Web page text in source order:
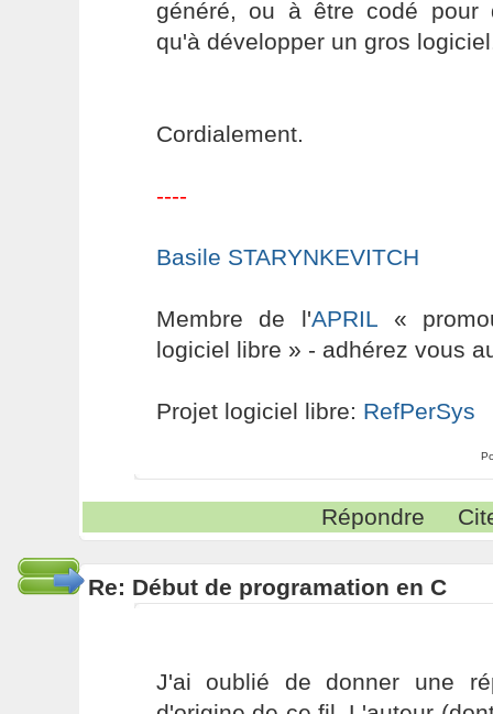
généré, ou à être codé pour
qu'à développer un gros
Cordialement.
----
Basile STARYNKEVITCH
Membre de l'APRIL «
logiciel libre » - adhérez vous
Projet logiciel libre: RefPerSys
Répondre
Re: Début de programation en C
J'ai oublié de donner une